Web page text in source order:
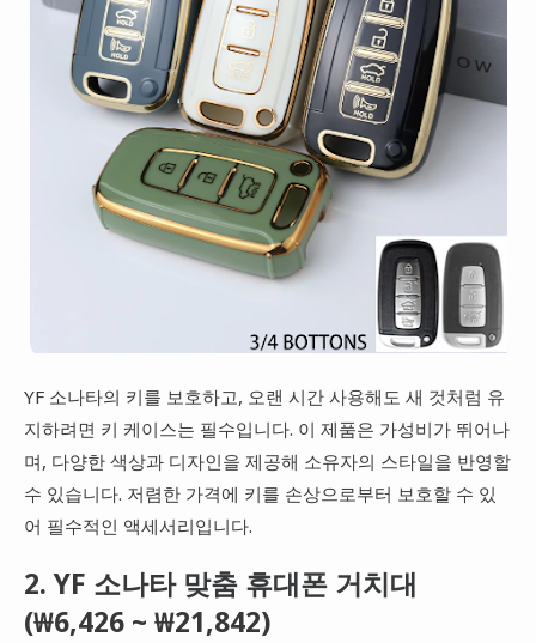
YF 소나타의 키를 보호하고, 오랜 시간 사용해도 새 것처럼 유
지하려면 키 케이스는 필수입니다. 이 제품은 가성비가 뛰어나
며, 다양한 색상과 디자인을 제공해 소유자의 스타일을 반영할
수 있습니다. 저렴한 가격에 키를 손상으로부터 보호할 수 있
어 필수적인 액세서리입니다.
2. YF 소나타 맞춤 휴대폰 거치대
(₩6,426 ~ ₩21,842)